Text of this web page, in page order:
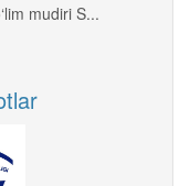
mudiri S...